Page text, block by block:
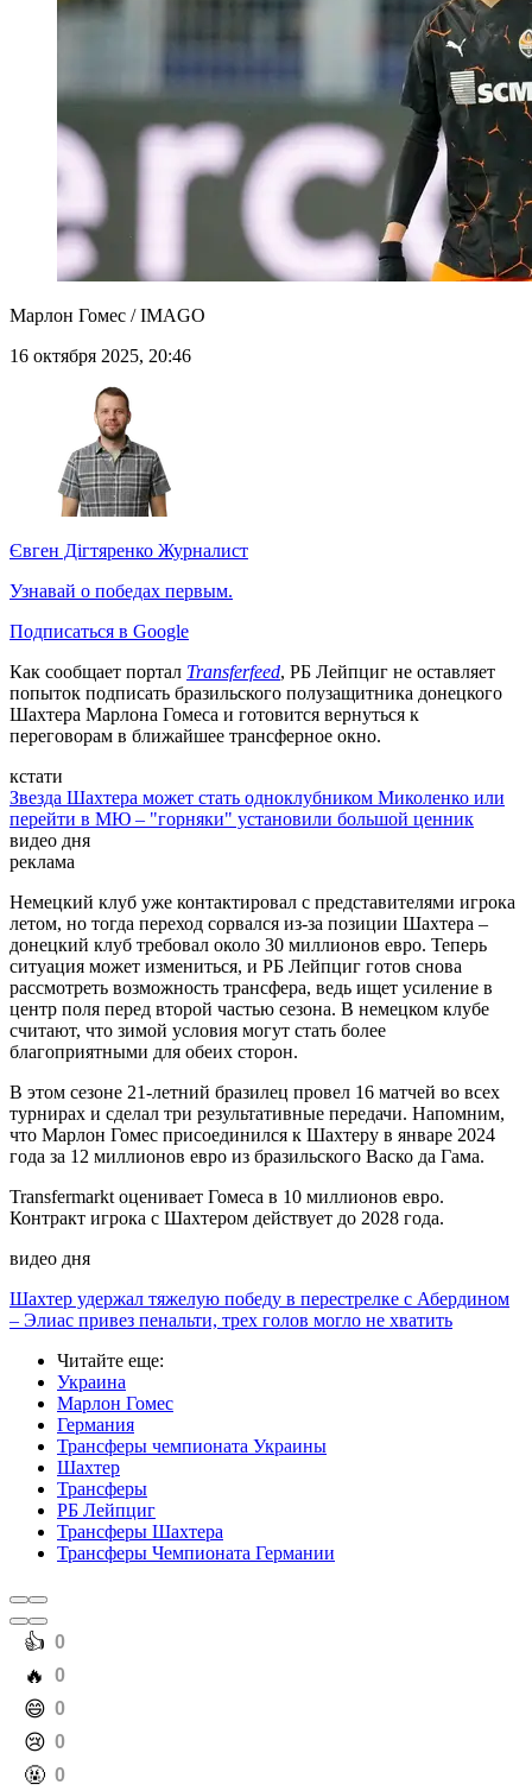
Марлон Гомес / IMAGO
16 октября 2025, 20:46
Євген Дігтяренко Журналист
Узнавай о победах первым.
Подписаться в Google
Как сообщает портал Transferfeed, РБ Лейпциг не оставляет
попыток подписать бразильского полузащитника донецкого
Шахтера Марлона Гомеса и готовится вернуться к
переговорам в ближайшее трансферное окно.
кстати
Звезда Шахтера может стать одноклубником Миколенко или
перейти в МЮ – "горняки" установили большой ценник
видео дня
Play
Video
реклама
Немецкий клуб уже контактировал с представителями игрока
летом, но тогда переход сорвался из-за позиции Шахтера –
донецкий клуб требовал около 30 миллионов евро. Теперь
ситуация может измениться, и РБ Лейпциг готов снова
центр поля перед второй частью сезона. В немецком клубе
считают, что зимой условия могут стать более
В этом сезоне 21-летний бразилец провел 16 матчей во всех
турнирах и сделал три результативные передачи. Напомним,
что Марлон Гомес присоединился к Шахтеру в январе 2024
года за 12 миллионов евро из бразильского Васко да Гама.
Transfermarkt оценивает Гомеса в 10 миллионов евро.
Контракт игрока с Шахтером действует до 2028 года.
видео дня